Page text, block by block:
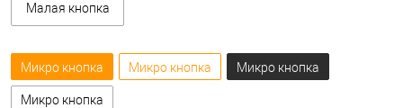
Малая кнопка
Микро кнопка Микро кнопка Микро кнопка
Микро кнопка